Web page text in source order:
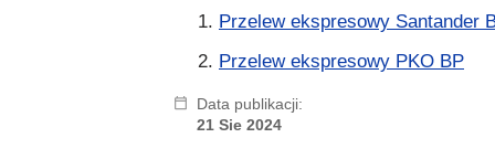
Przelew ekspresowy Santander
Przelew ekspresowy PKO BP
Data publikacji:
21 Sie 2024